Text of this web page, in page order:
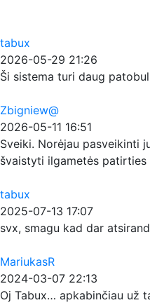
tabux
2026-05-29 21:26
Ši sistema turi daug
Zbigniew@
2026-05-11 16:51
Sveiki. Norėjau pasveikinti
švaistyti ilgametės
tabux
2025-07-13 17:07
svx, smagu kad dar
MariukasR
2024-03-07 22:13
Oj Tabux… apkabinčiau už